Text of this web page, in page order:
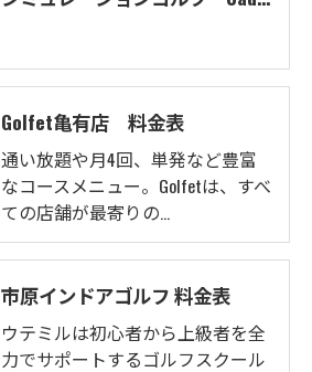
Golfet亀有店 料金表
通い放題や月4回、単発など豊富
なコースメニュー。Golfetは、すべ
ての店舗が最寄りの…
市原インドアゴルフ 料金表
ウテミルは初心者から上級者を全
力でサポートするゴルフスクール